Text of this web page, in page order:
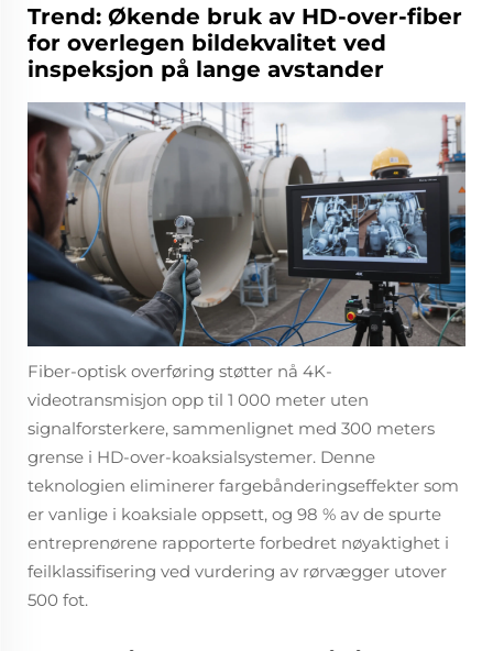
Trend: Økende bruk av HD-over-fiber
for overlegen bildekvalitet ved
inspeksjon på lange avstander
Fiber-optisk overføring støtter nå 4K-
videotransmisjon opp til 1 000 meter uten
signalforsterkere, sammenlignet med 300 meters
grense i HD-over-koaksialsystemer. Denne
teknologien eliminerer fargebånderingseffekter som
er vanlige i koaksiale oppsett, og 98 % av de spurte
entreprenørene rapporterte forbedret nøyaktighet i
feilklassifisering ved vurdering av rørvægger utover
500 fot.